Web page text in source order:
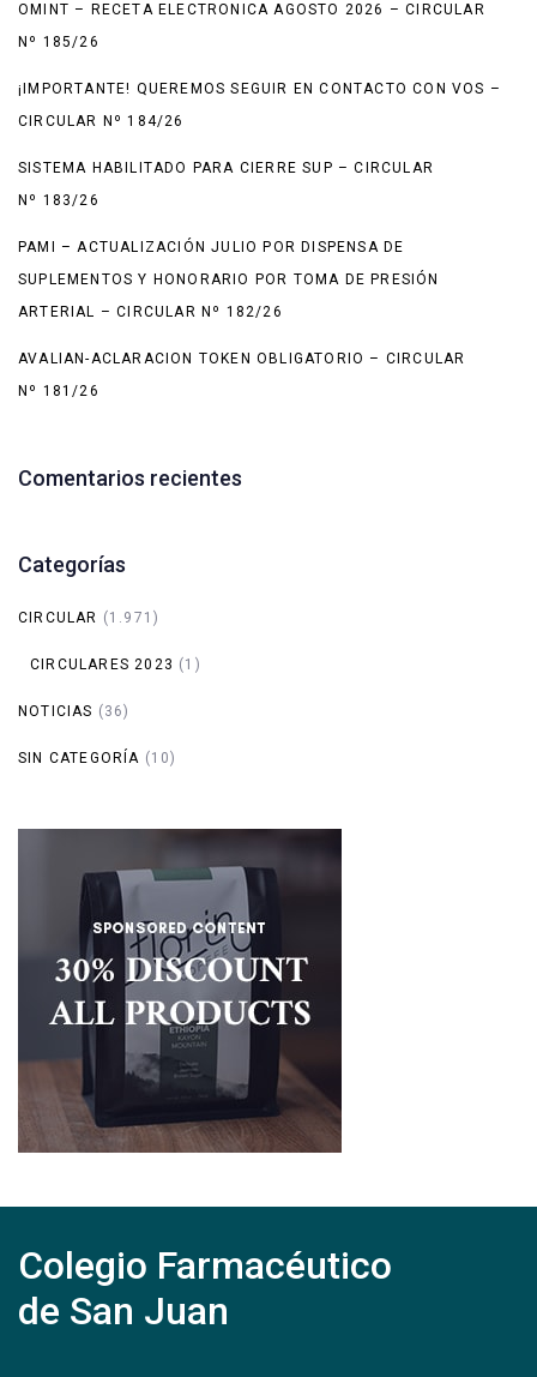
OMINT – RECETA ELECTRONICA AGOSTO 2026 – CIRCULAR
Nº 185/26
¡IMPORTANTE! QUEREMOS SEGUIR EN CONTACTO CON VOS –
CIRCULAR Nº 184/26
SISTEMA HABILITADO PARA CIERRE SUP – CIRCULAR
Nº 183/26
PAMI – ACTUALIZACIÓN JULIO POR DISPENSA DE
SUPLEMENTOS Y HONORARIO POR TOMA DE PRESIÓN
ARTERIAL – CIRCULAR Nº 182/26
AVALIAN-ACLARACION TOKEN OBLIGATORIO – CIRCULAR
Nº 181/26
Comentarios recientes
Categorías
CIRCULAR (1.971)
CIRCULARES 2023 (1)
NOTICIAS (36)
SIN CATEGORÍA (10)
Colegio Farmacéutico
de San Juan